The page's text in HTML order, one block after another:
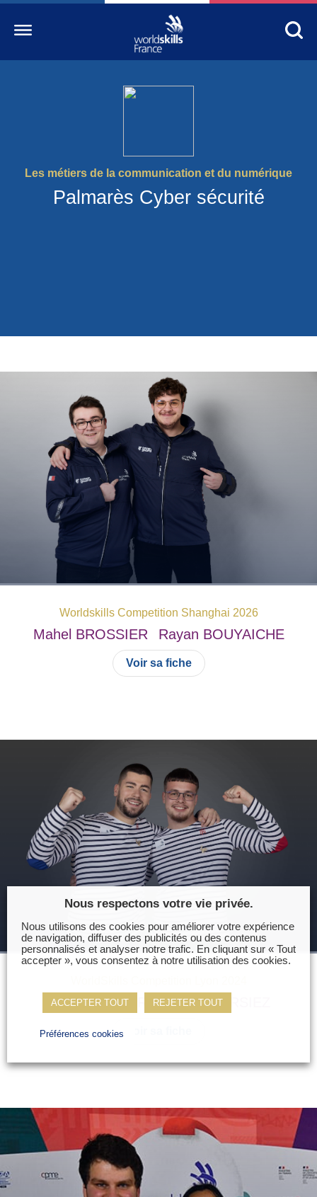
Les métiers de la communication et du numérique
Palmarès Cyber sécurité
La compétition
Découvrez un métier
S’informer
Suivez l’Équipe de France des métiers
Shanghai 2026
Questions fréquentes
Actualités
Espace presse
Inscription à la newsletter
Espace membres
Worldskills Competition Shanghai 2026
Mahel BROSSIER Rayan BOUYAICHE
Voir sa fiche
Romain DEPERNE Axel CORSIEZ
Nous respectons votre vie privée.
Nous utilisons des cookies pour améliorer votre expérience
de navigation, diffuser des publicités ou des contenus
personnalisés et analyser notre trafic. En cliquant sur « Tout
accepter », vous consentez à notre utilisation des cookies.
ACCEPTER TOUT REJETER TOUT
Préférences cookies